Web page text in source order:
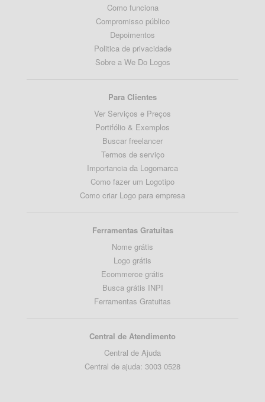
Como funciona
Compromisso público
Depoimentos
Politica de privacidade
Sobre a We Do Logos
Para Clientes
Ver Serviços e Preços
Portifólio & Exemplos
Buscar freelancer
Termos de serviço
Importancia da Logomarca
Como fazer um Logotipo
Como criar Logo para empresa
Ferramentas Gratuitas
Nome grátis
Logo grátis
Ecommerce grátis
Busca grátis INPI
Ferramentas Gratuitas
Central de Atendimento
Central de Ajuda
Central de ajuda: 3003 0528